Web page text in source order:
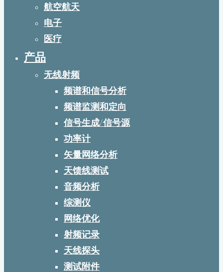
航空航天
电子
医疗
产品
无线射频
频谱和信号分析
频谱监测和定向
信号生成/信号源
功率计
矢量网络分析
天馈线测试
音频分析
综测仪
网络优化
射频记录
天线探头
测试附件